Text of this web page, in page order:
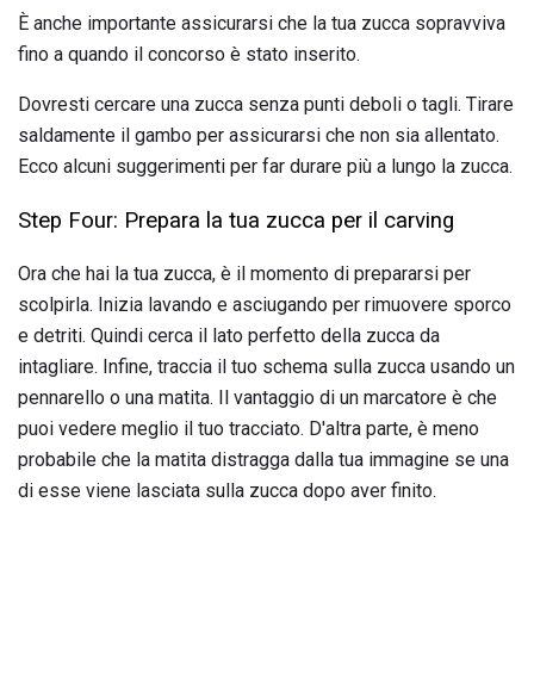
È anche importante assicurarsi che la tua zucca sopravviva
fino a quando il concorso è stato inserito.
Dovresti cercare una zucca senza punti deboli o tagli. Tirare
saldamente il gambo per assicurarsi che non sia allentato.
Ecco alcuni suggerimenti per far durare più a lungo la zucca.
Step Four: Prepara la tua zucca per il carving
Ora che hai la tua zucca, è il momento di prepararsi per
scolpirla. Inizia lavando e asciugando per rimuovere sporco
e detriti. Quindi cerca il lato perfetto della zucca da
intagliare. Infine, traccia il tuo schema sulla zucca usando un
pennarello o una matita. Il vantaggio di un marcatore è che
puoi vedere meglio il tuo tracciato. D'altra parte, è meno
probabile che la matita distragga dalla tua immagine se una
di esse viene lasciata sulla zucca dopo aver finito.